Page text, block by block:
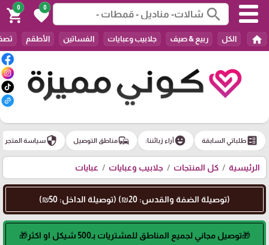
search
0
favorite
0
shopping_cart
home الكل ربيع & صيف جلابيب وعبايات الفساتين الأطقم
ballotطلباتي السابقة emoji_emotionsآراء زبائننا: commuteمناطق التوصيل securityسياسة المتجر
الرئيسية كل المنتجات جلابيب وعبايات عبايات
(توصيلة الضفة والقدس: 20₪) (توصيلة الداخل: 50₪)
🎁توصيل مجاني لجميع المناطق للمشتريات بـ500 شيكل او اكثر🎁